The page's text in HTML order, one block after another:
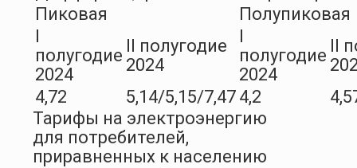
Пиковая
Полупиковая
полугодие
2024
II полугодие
2024
полугодие
2024
II
4,72
5,14/5,15/7,47 4,2
Тарифы на электроэнергию
для потребителей,
приравненных к населению